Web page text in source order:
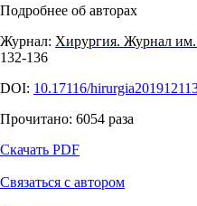
Подробнее об авторах
Журнал: Хирургия. Журнал
132‑136
DOI: 10.17116/
Прочитано: 6054 раза
Скачать PDF
Связаться с автором